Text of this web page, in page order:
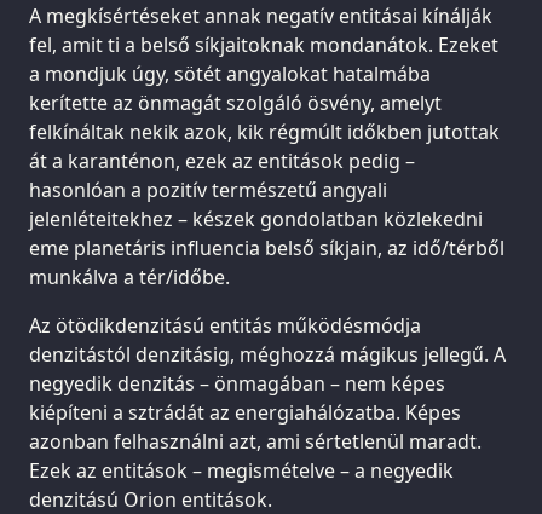
A megkísértéseket annak negatív entitásai kínálják
fel, amit ti a belső síkjaitoknak mondanátok. Ezeket
a mondjuk úgy, sötét angyalokat hatalmába
kerítette az önmagát szolgáló ösvény, amelyt
felkínáltak nekik azok, kik régmúlt időkben jutottak
át a karanténon, ezek az entitások pedig –
hasonlóan a pozitív természetű angyali
jelenléteitekhez – készek gondolatban közlekedni
eme planetáris influencia belső síkjain, az idő/térből
munkálva a tér/időbe.
Az ötödikdenzitású entitás működésmódja
denzitástól denzitásig, méghozzá mágikus jellegű. A
negyedik denzitás – önmagában – nem képes
kiépíteni a sztrádát az energiahálózatba. Képes
azonban felhasználni azt, ami sértetlenül maradt.
Ezek az entitások – megismételve – a negyedik
denzitású Orion entitások.